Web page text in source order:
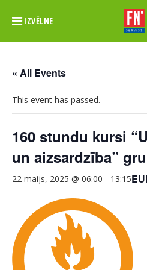
IZVĒLNE
« All Events
This event has passed.
160 stundu kursi
un aizsardzība”
22 maijs, 2025 @ 06:00 - 13:15